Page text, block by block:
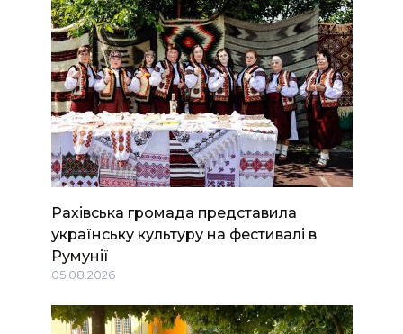
Рахівська громада представила
українську культуру на фестивалі в
Румунії
05.08.2026